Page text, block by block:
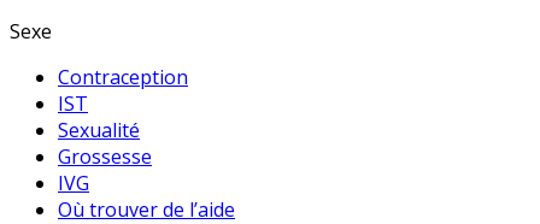
Sexe
Contraception
IST
Sexualité
Grossesse
IVG
Où trouver de l’aide